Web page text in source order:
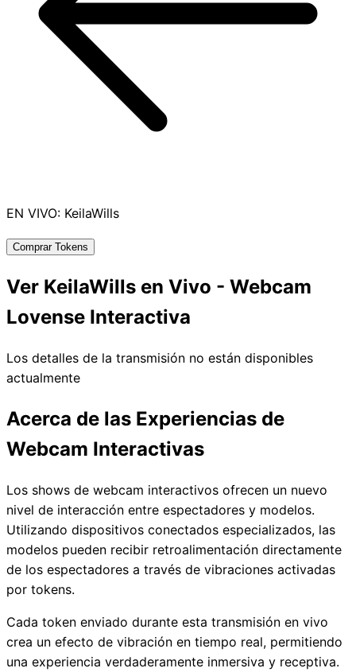
EN VIVO: KeilaWills
Comprar Tokens
Ver KeilaWills en Vivo - Webcam
Lovense Interactiva
Los detalles de la transmisión no están disponibles
actualmente
Acerca de las Experiencias de
Webcam Interactivas
Los shows de webcam interactivos ofrecen un nuevo
nivel de interacción entre espectadores y modelos.
Utilizando dispositivos conectados especializados, las
modelos pueden recibir retroalimentación directamente
de los espectadores a través de vibraciones activadas
por tokens.
Cada token enviado durante esta transmisión en vivo
crea un efecto de vibración en tiempo real, permitiendo
una experiencia verdaderamente inmersiva y receptiva.